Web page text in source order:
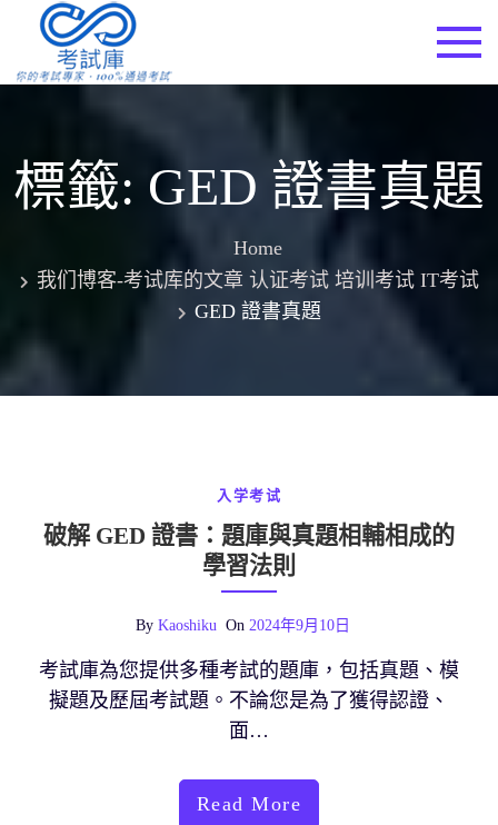
content
標籤: GED 證書真題
Home
我们博客-考试库的文章 认证考试 培训考试 IT考试
GED 證書真題
入学考试
破解 GED 證書：題庫與真題相輔相成的
學習法則
By Kaoshiku On 2024年9月10日
考試庫為您提供多種考試的題庫，包括真題、模
擬題及歷屆考試題。不論您是為了獲得認證、
面…
Read More